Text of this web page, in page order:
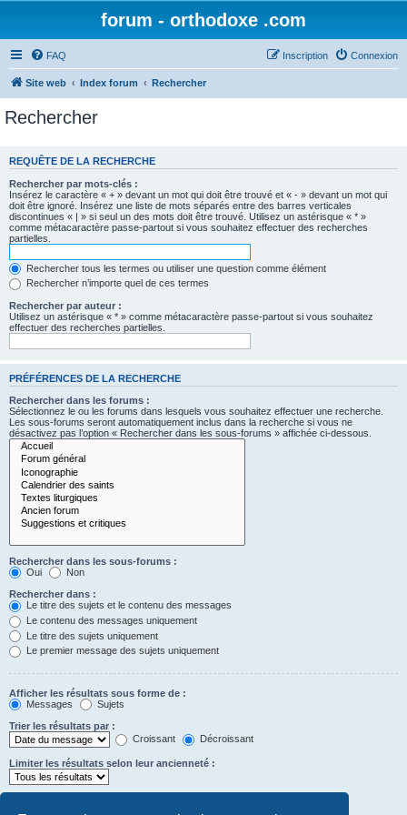
forum - orthodoxe .com
FAQ Connexion
Inscription
Site web Index forum Rechercher
Rechercher
REQUÊTE DE LA RECHERCHE
Rechercher par mots-clés :
Insérez le caractère « + » devant un mot qui doit être trouvé et « - » devant un mot qui
doit être ignoré. Insérez une liste de mots séparés entre des barres verticales
discontinues « | » si seul un des mots doit être trouvé. Utilisez un astérisque « * »
comme métacaractère passe-partout si vous souhaitez effectuer des recherches
partielles.
Rechercher tous les termes ou utiliser une question comme élément
Rechercher n’importe quel de ces termes
Rechercher par auteur :
Utilisez un astérisque « * » comme métacaractère passe-partout si vous souhaitez
effectuer des recherches partielles.
PRÉFÉRENCES DE LA RECHERCHE
Rechercher dans les forums :
Sélectionnez le ou les forums dans lesquels vous souhaitez effectuer une recherche.
Les sous-forums seront automatiquement inclus dans la recherche si vous ne
désactivez pas l’option « Rechercher dans les sous-forums » affichée ci-dessous.
Rechercher dans les sous-forums :
Oui
Non
Rechercher dans :
Le titre des sujets et le contenu des messages
Le contenu des messages uniquement
Le titre des sujets uniquement
Le premier message des sujets uniquement
Afficher les résultats sous forme de :
Messages
Sujets
Trier les résultats par :
Croissant
Décroissant
Limiter les résultats selon leur ancienneté :